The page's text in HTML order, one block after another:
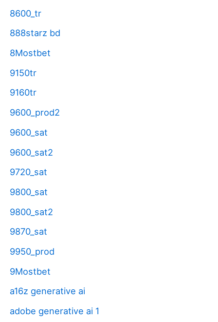
8600_tr
888starz bd
8Mostbet
9150tr
9160tr
9600_prod2
9600_sat
9600_sat2
9720_sat
9800_sat
9800_sat2
9870_sat
9950_prod
9Mostbet
a16z generative ai
adobe generative ai 1